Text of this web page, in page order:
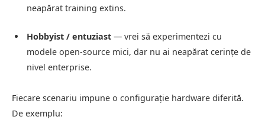
neapărat training extins.
Hobbyist / entuziast — vrei să experimentezi cu
modele open-source mici, dar nu ai neapărat cerințe de
nivel enterprise.
Fiecare scenariu impune o configurație hardware diferită.
De exemplu: